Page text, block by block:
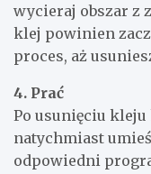
wycieraj obszar z
klej powinien
proces, aż
4. Prać
Po usunięciu
natychmiast
odpowiedni